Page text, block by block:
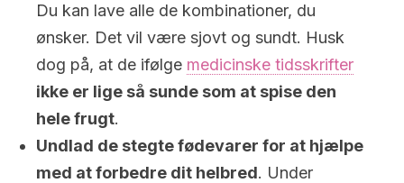
Du kan lave alle de kombinationer, du
ønsker. Det vil være sjovt og sundt. Husk
dog på, at de ifølge medicinske tidsskrifter
ikke er lige så sunde som at spise den
hele frugt.
Undlad de stegte fødevarer for at hjælpe
med at forbedre dit helbred. Under